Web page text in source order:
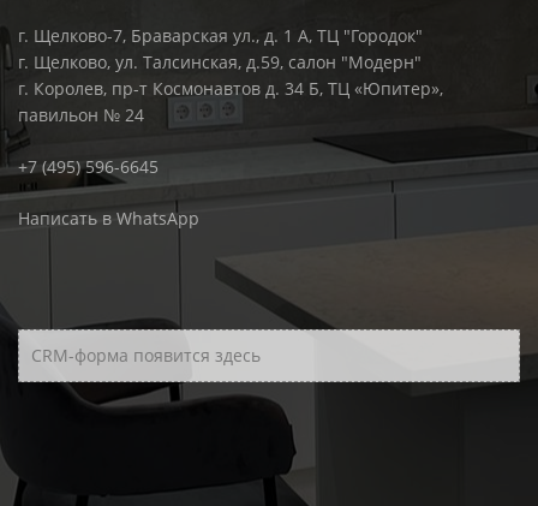
г. Щелково-7, Браварская ул., д. 1 А, ТЦ "Городок"
г. Щелково, ул. Талсинская, д.59, салон "Модерн"
г. Королев, пр-т Космонавтов д. 34 Б, ТЦ «Юпитер»,
павильон № 24
+7 (495) 596-6645
Написать в WhatsApp
CRM-форма появится здесь